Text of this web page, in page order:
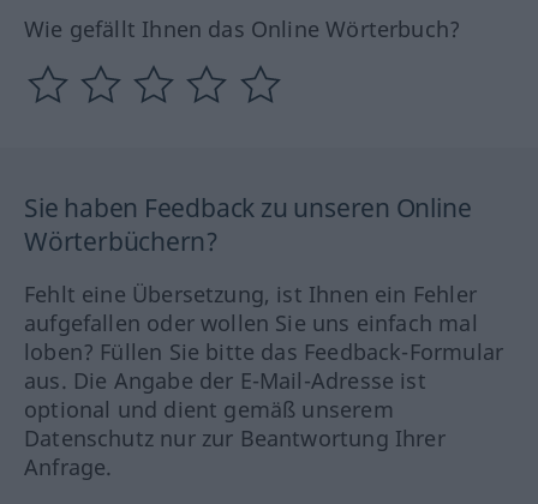
Wie gefällt Ihnen das Online Wörterbuch?
Sie haben Feedback zu unseren Online
Wörterbüchern?
Fehlt eine Übersetzung, ist Ihnen ein Fehler
aufgefallen oder wollen Sie uns einfach mal
loben? Füllen Sie bitte das Feedback-Formular
aus. Die Angabe der E-Mail-Adresse ist
optional und dient gemäß unserem
Datenschutz nur zur Beantwortung Ihrer
Anfrage.